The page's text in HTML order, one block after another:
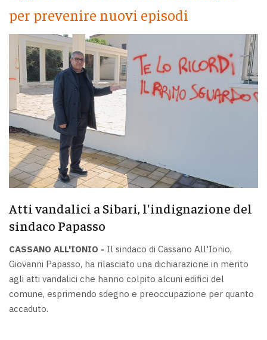
per prevenire nuovi episodi
Atti vandalici a Sibari, l'indignazione del
sindaco Papasso
CASSANO ALL'IONIO - Il sindaco di Cassano All'Ionio,
Giovanni Papasso, ha rilasciato una dichiarazione in merito
agli atti vandalici che hanno colpito alcuni edifici del
comune, esprimendo sdegno e preoccupazione per quanto
accaduto.